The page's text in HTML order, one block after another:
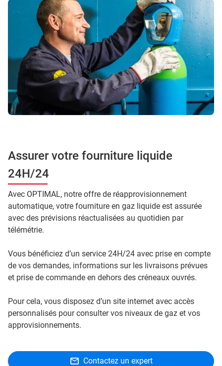
Assurer votre fourniture liquide
24H/24
Avec OPTIMAL, notre offre de réapprovisionnement
automatique, votre fourniture en gaz liquide est assurée
avec des prévisions réactualisées au quotidien par
télémétrie.
Vous bénéficiez d’un service 24H/24 avec prise en compte
de vos demandes, informations sur les livraisons prévues
et prise de commande en dehors des créneaux ouvrés.
Pour cela, vous disposez d’un site internet avec accès
personnalisés pour consulter vos niveaux de gaz et vos
approvisionnements.
Contactez un expert